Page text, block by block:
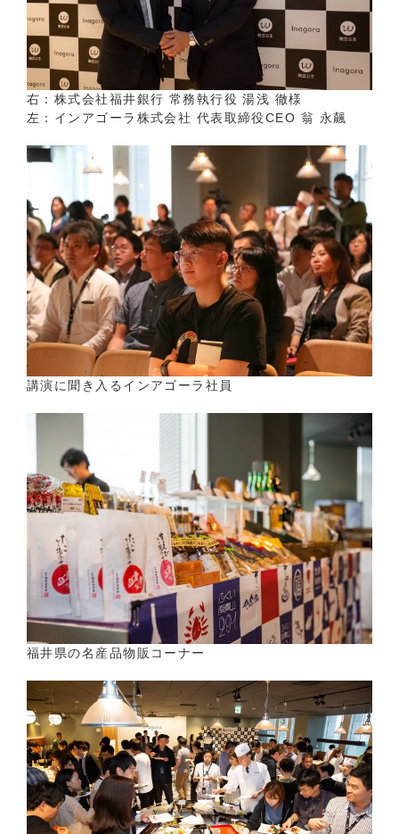
右：株式会社福井銀行 常務執行役 湯浅 徹様
左：インアゴーラ株式会社 代表取締役CEO 翁 永飆
講演に聞き入るインアゴーラ社員
福井県の名産品物販コーナー